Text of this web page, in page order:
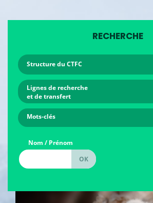
RECHERCHE
Structure du CTFC
Lignes de recherche
et de transfert
Mots-clés
Nom / Prénom